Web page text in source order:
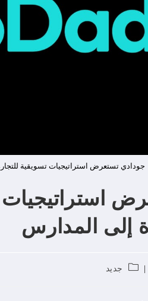
جودادي تستعرض استراتيجيات تسويقية
استراتيجيات
إلى المدارس
جديد